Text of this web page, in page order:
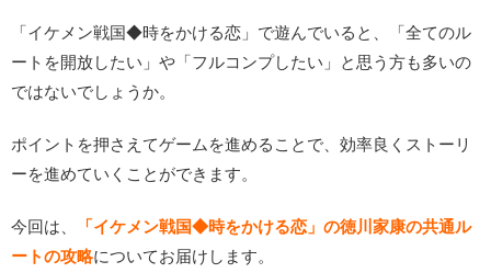
「イケメン戦国◆時をかける恋」で遊んでいると、「全てのル
ートを開放したい」や「フルコンプしたい」と思う方も多いの
ではないでしょうか。
ポイントを押さえてゲームを進めることで、効率良くストーリ
ーを進めていくことができます。
今回は、
「イケメン戦国◆時をかける恋」の徳川家康の共通ル
ートの攻略についてお届けします。